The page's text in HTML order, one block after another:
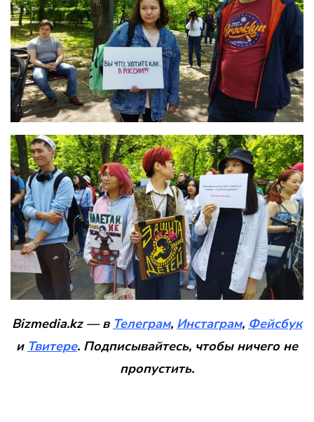
Bizmedia.kz — в Телеграм, Инстаграм, Фейсбук
и Твитере. Подписывайтесь, чтобы ничего не
пропустить.